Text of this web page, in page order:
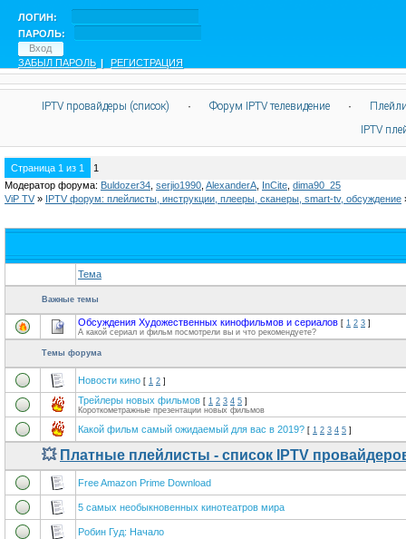
ЛОГИН:
ПАРОЛЬ:
ЗАБЫЛ ПАРОЛЬ | РЕГИСТРАЦИЯ
IPTV провайдеры (список) · Форум IPTV телевидение ·
IPTV
Страница 1 из 1
1
Модератор форума: Buldozer34 serjio1990 AlexanderA InCite dima90_25
ViP TV » IPTV форум: плейлисты, инструкции, плееры, сканеры, smart-tv, обсуждение
Тема
Важные темы
Обсуждения Художественных кинофильмов и сериалов [ 1 2 3 ]
А какой сериал и фильм посмотрели вы и что рекомендуете?
Темы форума
Новости кино [ 1 2 ]
Трейлеры новых фильмов [ 1 2 3 4 5 ]
Короткометражные презентации новых фильмов
Какой фильм самый ожидаемый для вас в 2019? [ 1 2 3 4 5 ]
💥 Платные плейлисты - список IPTV
Free Amazon Prime Download
5 самых необыкновенных кинотеатров мира
Робин Гуд: Начало